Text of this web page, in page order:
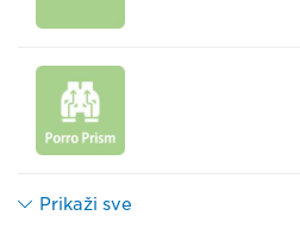
Prikaži sve